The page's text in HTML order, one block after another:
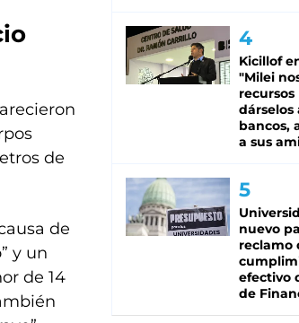
de
de
y un
de 14
Kicillof
"Milei
recursos
dárselos
bancos,
a sus
nuevo
reclamo
efectivo
de